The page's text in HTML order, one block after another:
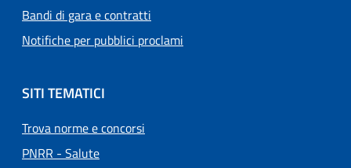
Bandi di gara e contratti
Notifiche per pubblici proclami
SITI TEMATICI
Trova norme e concorsi
PNRR - Salute